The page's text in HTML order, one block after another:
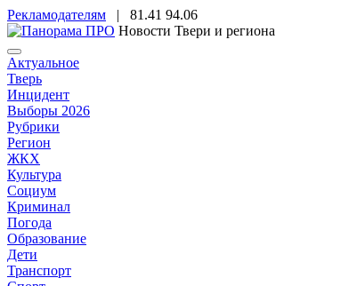
Рекламодателям | 81.41 94.06
Новости Твери и региона
Актуальное
Тверь
Инцидент
Выборы 2026
Рубрики
Регион
ЖКХ
Культура
Социум
Криминал
Погода
Образование
Дети
Транспорт